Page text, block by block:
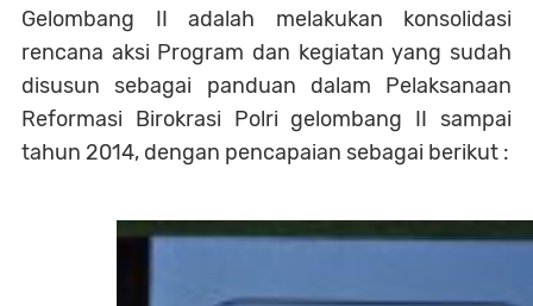
Gelombang II adalah melakukan konsolidasi
rencana aksi Program dan kegiatan yang sudah
disusun sebagai panduan dalam Pelaksanaan
Reformasi Birokrasi Polri gelombang II sampai
tahun 2014, dengan pencapaian sebagai berikut :